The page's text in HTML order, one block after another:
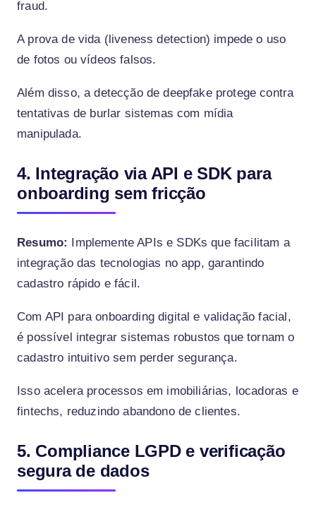
fraud.
A prova de vida (liveness detection) impede o uso
de fotos ou vídeos falsos.
Além disso, a detecção de deepfake protege contra
tentativas de burlar sistemas com mídia
manipulada.
4. Integração via API e SDK para
onboarding sem fricção
Resumo: Implemente APIs e SDKs que facilitam a
integração das tecnologias no app, garantindo
cadastro rápido e fácil.
Com API para onboarding digital e validação facial,
é possível integrar sistemas robustos que tornam o
cadastro intuitivo sem perder segurança.
Isso acelera processos em imobiliárias, locadoras e
fintechs, reduzindo abandono de clientes.
5. Compliance LGPD e verificação
segura de dados